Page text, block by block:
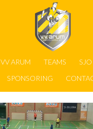
VV ARUM TEAMS SJO
SPONSORING